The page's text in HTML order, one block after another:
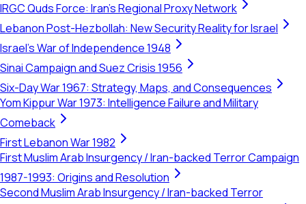
IRGC Quds Force: Iran's Regional Proxy Network
Lebanon Post-Hezbollah: New Security Reality for Israel
Israel's War of Independence 1948
Sinai Campaign and Suez Crisis 1956
Six-Day War 1967: Strategy, Maps, and Consequences
Yom Kippur War 1973: Intelligence Failure and Military
Comeback
First Lebanon War 1982
First Muslim Arab Insurgency / Iran-backed Terror Campaign
1987-1993: Origins and Resolution
Second Muslim Arab Insurgency / Iran-backed Terror